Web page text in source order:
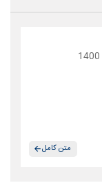
متن کامل